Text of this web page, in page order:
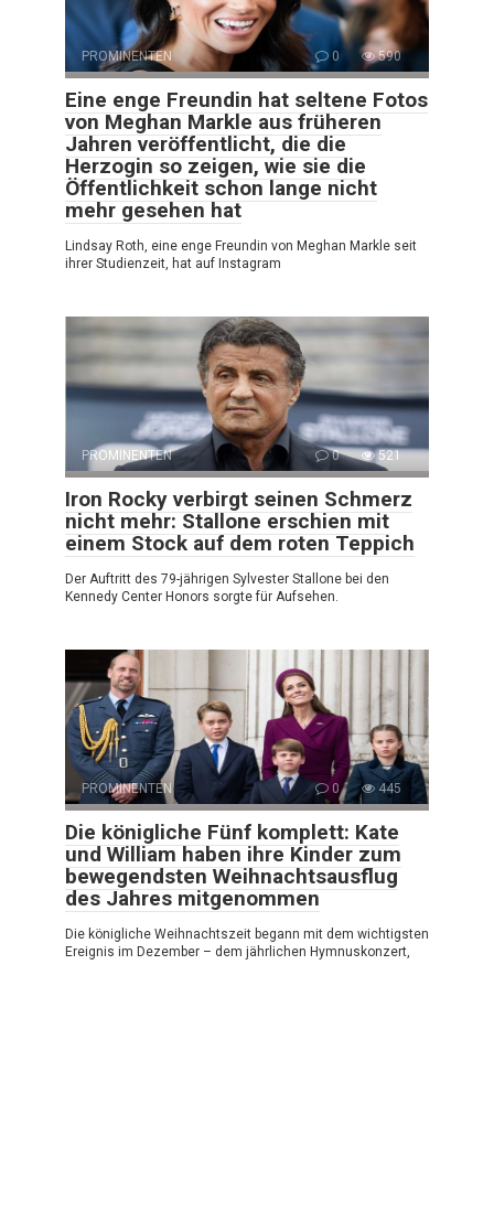
PROMINENTEN 0 590
Eine enge Freundin hat seltene Fotos
von Meghan Markle aus früheren
Jahren veröffentlicht, die die
Herzogin so zeigen, wie sie die
Öffentlichkeit schon lange nicht
mehr gesehen hat
Lindsay Roth, eine enge Freundin von Meghan Markle seit
ihrer Studienzeit, hat auf Instagram
PROMINENTEN 0 521
Iron Rocky verbirgt seinen Schmerz
nicht mehr: Stallone erschien mit
einem Stock auf dem roten Teppich
Der Auftritt des 79-jährigen Sylvester Stallone bei den
Kennedy Center Honors sorgte für Aufsehen.
PROMINENTEN 0 445
Die königliche Fünf komplett: Kate
und William haben ihre Kinder zum
bewegendsten Weihnachtsausflug
des Jahres mitgenommen
Die königliche Weihnachtszeit begann mit dem wichtigsten
Ereignis im Dezember – dem jährlichen Hymnuskonzert,